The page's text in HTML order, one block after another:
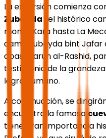
La excursión comienza
Zubayda , el histórico
monte Kara hasta La
dama Zubayda bint Jafar
abasí Harun al-Rashid,
testimonio de la
logro humano.
A continuación, se
encuentra la famosa
tiene gran importancia